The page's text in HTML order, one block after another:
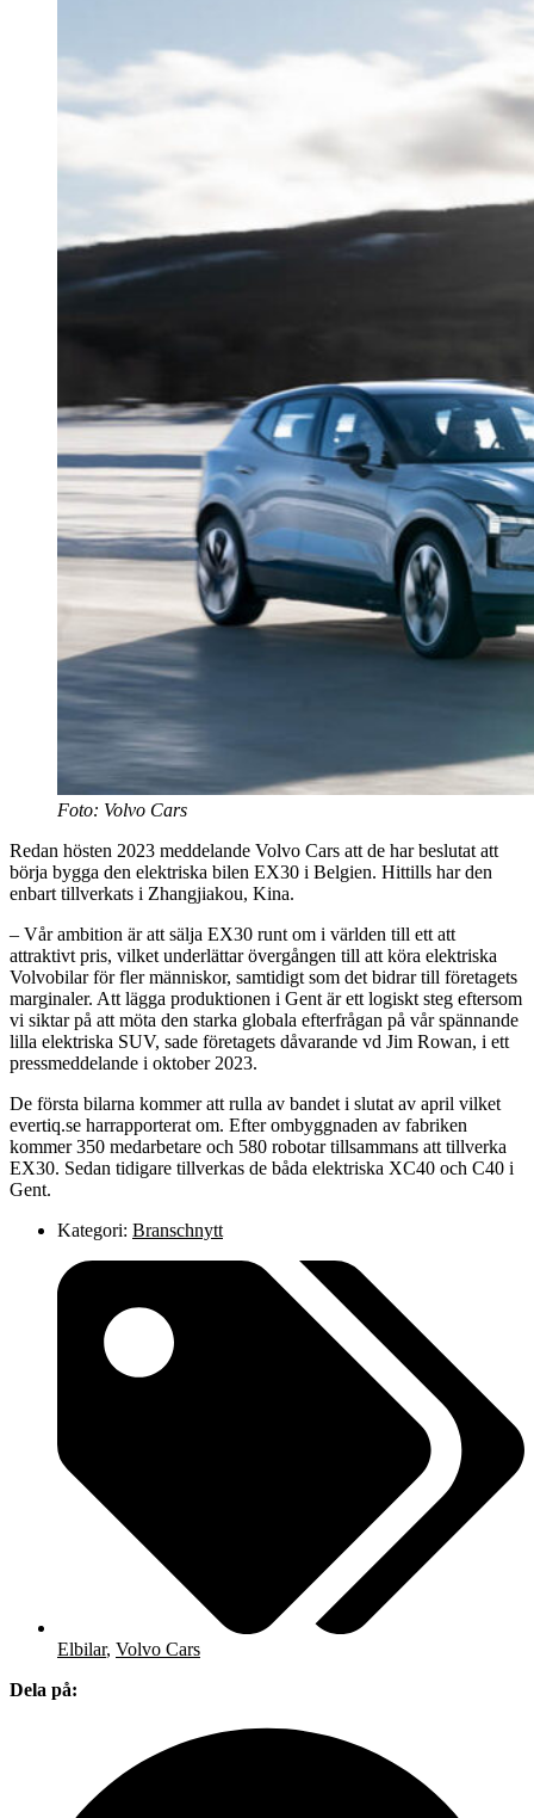
Foto: Volvo Cars
Redan hösten 2023 meddelande Volvo Cars att de har beslutat att
börja bygga den elektriska bilen EX30 i Belgien. Hittills har den
enbart tillverkats i Zhangjiakou, Kina.
– Vår ambition är att sälja EX30 runt om i världen till ett att
attraktivt pris, vilket underlättar övergången till att köra elektriska
Volvobilar för fler människor, samtidigt som det bidrar till företagets
marginaler. Att lägga produktionen i Gent är ett logiskt steg eftersom
vi siktar på att möta den starka globala efterfrågan på vår spännande
lilla elektriska SUV, sade företagets dåvarande vd Jim Rowan, i ett
pressmeddelande i oktober 2023.
De första bilarna kommer att rulla av bandet i slutat av april vilket
evertiq.se harrapporterat om. Efter ombyggnaden av fabriken
kommer 350 medarbetare och 580 robotar tillsammans att tillverka
EX30. Sedan tidigare tillverkas de båda elektriska XC40 och C40 i
Gent.
Kategori: Branschnytt
Elbilar, Volvo Cars
Dela på: